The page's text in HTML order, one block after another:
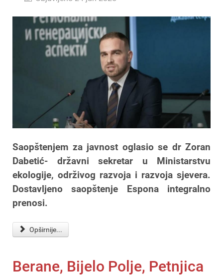
Saopštenjem za javnost oglasio se dr Zoran
Dabetić- državni sekretar u Ministarstvu
ekologije, održivog razvoja i razvoja sjevera.
Dostavljeno saopštenje Espona integralno
prenosi.
Opširnije...
Berane, Bijelo Polje, Petnjica